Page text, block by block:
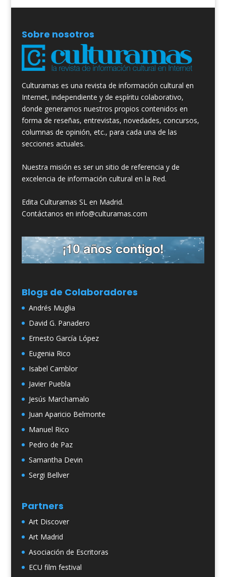
Sobre nosotros
Culturamas es una revista de información cultural en
Internet, independiente y de espíritu colaborativo,
donde generamos nuestros propios contenidos en
forma de reseñas, entrevistas, novedades, concursos,
columnas de opinión, etc., para cada una de las
secciones actuales.
Nuestra misión es ser un sitio de referencia y de
excelencia de información cultural en la Red.
Edita Culturamas SL en Madrid.
Contáctanos en info@culturamas.com
Blogs de Colaboradores
Andrés Muglia
David G. Panadero
Ernesto García López
Eugenia Rico
Isabel Camblor
Javier Puebla
Jesús Marchamalo
Juan Aparicio Belmonte
Manuel Rico
Pedro de Paz
Samantha Devin
Sergi Bellver
Partners
Art Discover
Art Madrid
Asociación de Escritoras
ECU film festival